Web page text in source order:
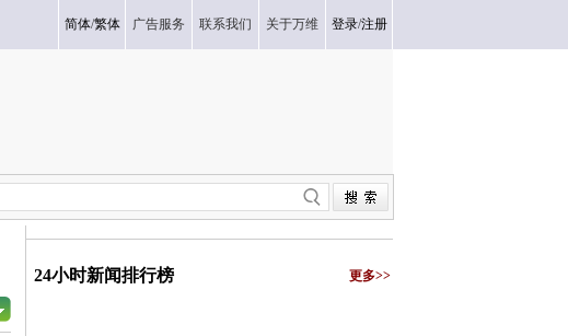
简体/繁体 广告服务 联系我们 关于万维 登录/注册
24小时新闻排行榜 更多>>